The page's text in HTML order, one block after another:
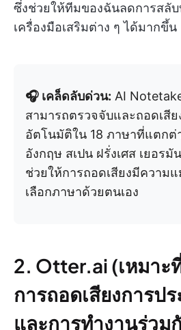
ซึ่งช่วยให้ทีมของฉันลดการสลั
เครื่องมือเสริมต่าง ๆ ได้มากขึ้น
🎧 เคล็ดลับด่วน: AI
สามารถตรวจจับและถอดเสี
อัตโนมัติใน 18 ภาษาที่แตกต่
อังกฤษ สเปน ฝรั่งเศส เยอร
ช่วยให้การถอดเสียงมีความ
เลือกภาษาด้วยตนเอง
2. Otter.ai (เหมาะ
การถอดเสียงการป
และการทำงานร่วม